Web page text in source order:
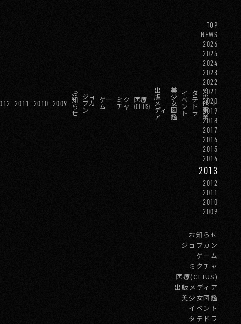
TOP
NEWS
2026
2025
2024
2023
2022
2021
2020
2019
2018
2017
2016
2015
2014
2013
2012
2011
2010
2009
お知らせ
ジョブカン
ゲーム
ミクチャ
医療(CLIUS)
出版メディア
美少女図鑑
イベント
タテドラ
2011 2010 2009
お
知
ら
せ
ジョ
ブカ
ン
ゲー
ム
ミク
チャ
医療
(CLIUS)
出
版
メ
ディ
ア
美
少
女
図
鑑
イ
ベ
ン
ト
タ
テ
ド
ラ
そ
の
他
事
業